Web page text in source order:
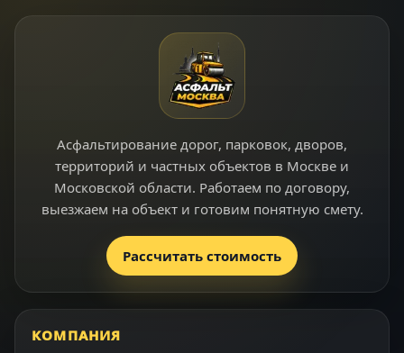
Асфальтирование дорог, парковок, дворов,
территорий и частных объектов в Москве и
Московской области. Работаем по договору,
выезжаем на объект и готовим понятную смету.
Рассчитать стоимость
КОМПАНИЯ